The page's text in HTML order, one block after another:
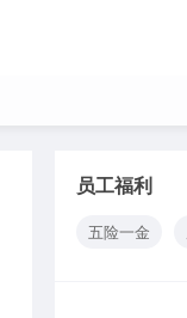
员工福利
五险一金